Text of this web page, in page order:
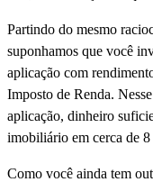
Partindo do mesmo
suponhamos que você
aplicação com
Imposto de Renda.
aplicação, dinheiro
imobiliário em cerca de 8
Como você ainda tem